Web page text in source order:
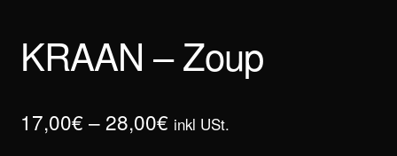
KRAAN – Zoup
17,00€– 28,00€Preisspanne:
inkl USt.